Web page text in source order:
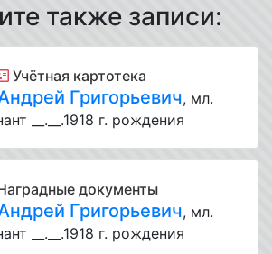
также записи:
Учётная картотека
Григорьевич, мл.
__.__.1918 г. рождения
документы
Григорьевич, мл.
__.__.1918 г. рождения